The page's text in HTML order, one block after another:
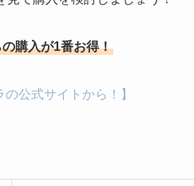
購入が1番お得！
の公式サイトから！】